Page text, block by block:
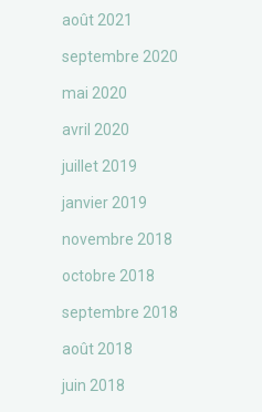
août 2021
septembre 2020
mai 2020
avril 2020
juillet 2019
janvier 2019
novembre 2018
octobre 2018
septembre 2018
août 2018
juin 2018